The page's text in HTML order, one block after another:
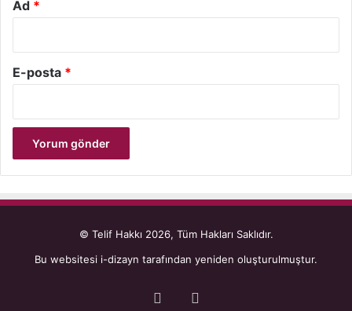
Ad *
E-posta *
© Telif Hakkı 2026, Tüm Hakları Saklıdır.
Bu websitesi i-dizayn tarafından yeniden oluşturulmuştur.
Facebook